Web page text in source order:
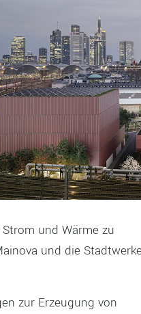
und Wärme zu
und die
zur Erzeugung von